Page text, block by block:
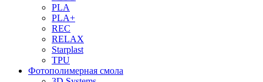
PLA
PLA+
REC
RELAX
Starplast
TPU
Фотополимерная смола